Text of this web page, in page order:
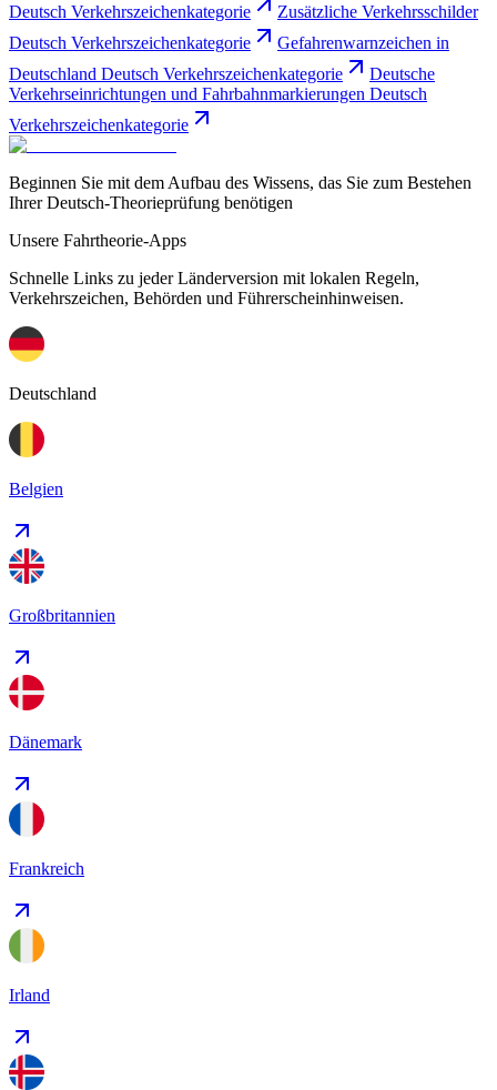
Deutsch Verkehrszeichenkategorie
Zusätzliche Verkehrsschilder
Deutsch Verkehrszeichenkategorie
Gefahrenwarnzeichen in
Deutschland Deutsch Verkehrszeichenkategorie
Deutsche
Verkehrseinrichtungen und Fahrbahnmarkierungen Deutsch
Verkehrszeichenkategorie
Beginnen Sie mit dem Aufbau des Wissens, das Sie zum Bestehen
Ihrer Deutsch-Theorieprüfung benötigen
Unsere Fahrtheorie-Apps
Schnelle Links zu jeder Länderversion mit lokalen Regeln,
Verkehrszeichen, Behörden und Führerscheinhinweisen.
Deutschland
Belgien
Großbritannien
Dänemark
Frankreich
Irland